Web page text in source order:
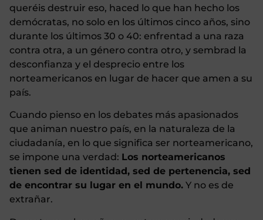
queréis destruir eso, haced lo que han hecho los
demócratas, no solo en los últimos cinco años, sino
durante los últimos 30 o 40: enfrentad a una raza
contra otra, a un género contra otro, y sembrad la
desconfianza y el desprecio entre los
norteamericanos en lugar de hacer que amen a su
país.
Cuando pienso en los debates más apasionados
que animan nuestro país, en la naturaleza de la
ciudadanía, en lo que significa ser norteamericano,
se impone una verdad: Los norteamericanos
tienen sed de identidad, sed de pertenencia, sed
de encontrar su lugar en el mundo. Y no es de
extrañar.